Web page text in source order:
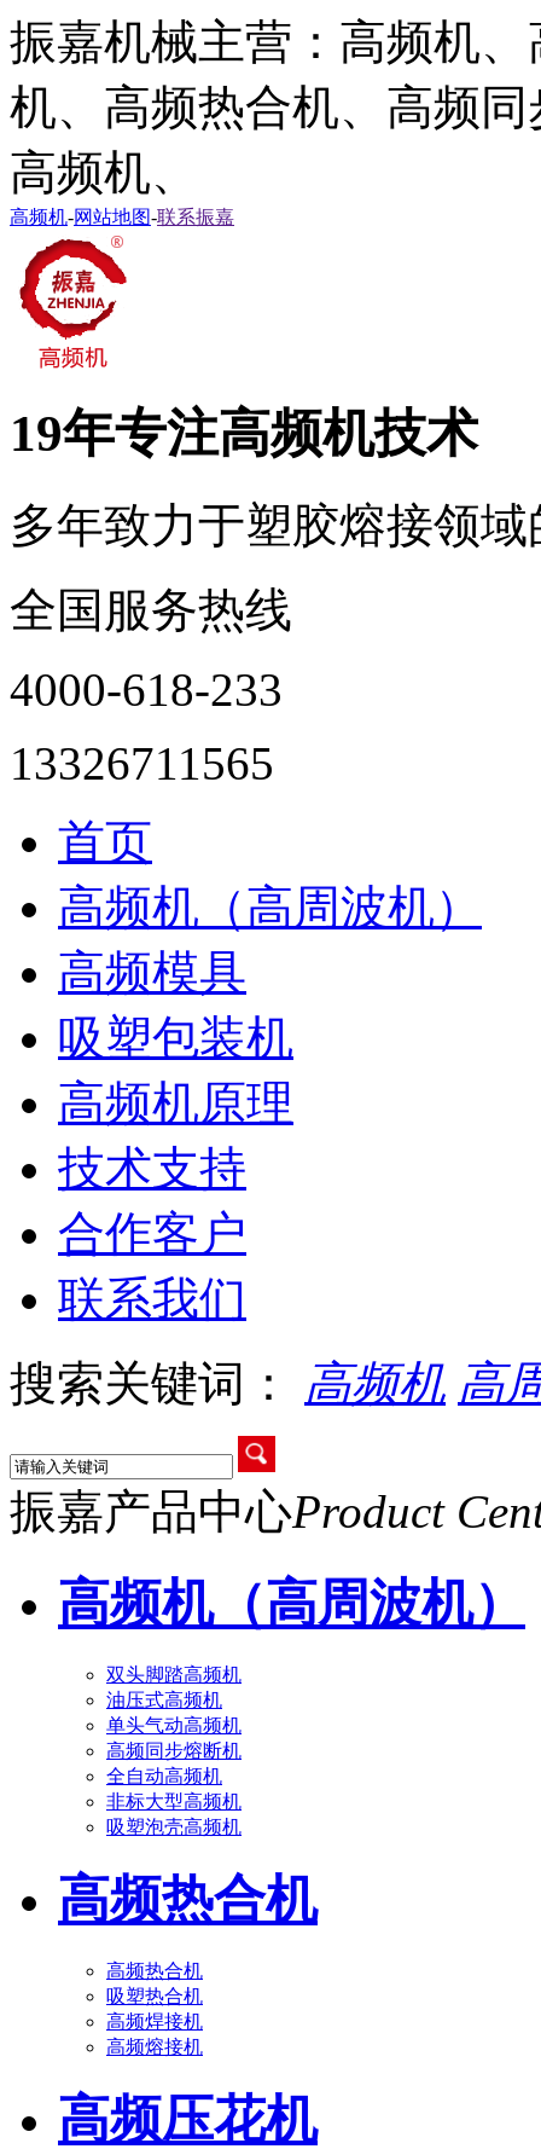
振嘉机械主营：高频机
机、高频热合机、高频
高频机、
高频机-网站地图-联系振嘉
19年专注高频机技术
多年致力于塑胶熔接领
全国服务热线
4000-618-233
13326711565
首页
高频机（高周波机）
高频模具
吸塑包装机
高频机原理
技术支持
合作客户
联系我们
搜索关键词： 高频机 高
振嘉产品中心Product
高频机（高周波机）
双头脚踏高频机
油压式高频机
单头气动高频机
高频同步熔断机
全自动高频机
非标大型高频机
吸塑泡壳高频机
高频热合机
高频热合机
吸塑热合机
高频焊接机
高频熔接机
高频压花机